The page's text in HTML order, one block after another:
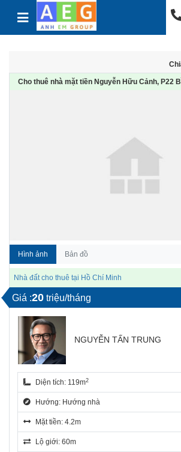
Skip to content Công Ty
Cho thuê nhà mặt tiền Nguyễn Hữu Cảnh, P22
Hình ảnh Bản đồ
Nhà đất cho thuê tại Hồ Chí Minh
Giá :20 triệu/tháng
NGUYỄN TẤN TRUNG
Diện tích: 119m2
Hướng: Hướng nhà
Mặt tiền: 4.2m
Lộ giới: 60m